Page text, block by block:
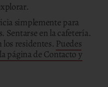
simplemente para
Sentarse en la cafetería.
residentes. Puedes
página de Contacto y